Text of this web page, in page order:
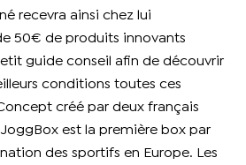
recevra ainsi chez lui
50€ de produits innovants
guide conseil afin de découvrir
conditions toutes ces
créé par deux français
est la première box par
des sportifs en Europe. Les